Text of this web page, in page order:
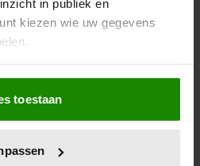
in publiek en
kiezen wie uw gegevens
ook graag:
over uw geografische
meter nauwkeurig kan zijn
eigenschappen (fingerprinting)
toestaan